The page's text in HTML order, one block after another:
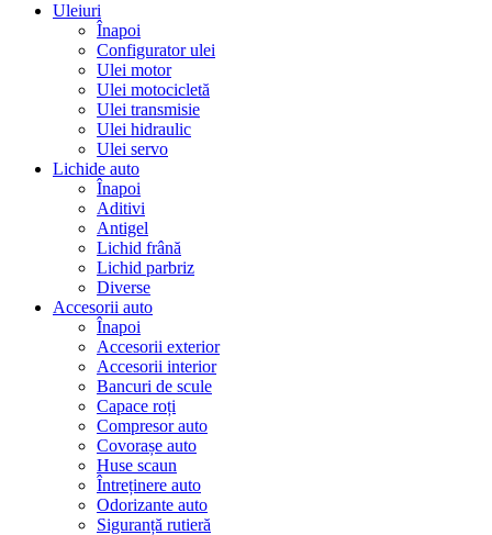
Uleiuri
Înapoi
Configurator ulei
Ulei motor
Ulei motocicletă
Ulei transmisie
Ulei hidraulic
Ulei servo
Lichide auto
Înapoi
Aditivi
Antigel
Lichid frână
Lichid parbriz
Diverse
Accesorii auto
Înapoi
Accesorii exterior
Accesorii interior
Bancuri de scule
Capace roți
Compresor auto
Covorașe auto
Huse scaun
Întreținere auto
Odorizante auto
Siguranță rutieră